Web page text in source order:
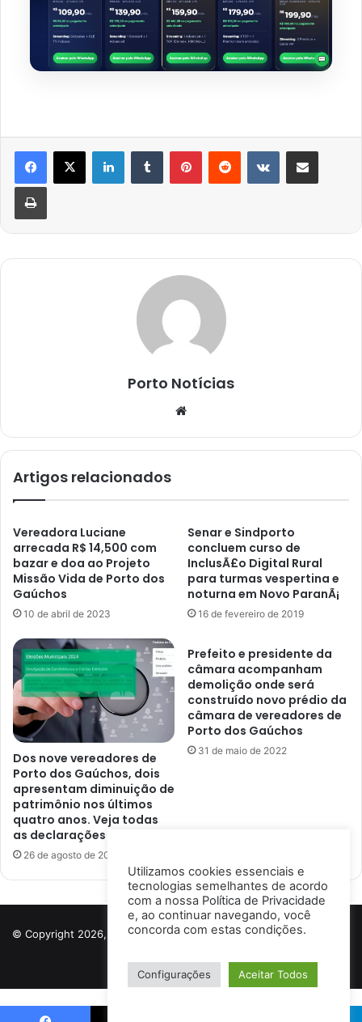
LinkedinTumblr PinterestReddit VK Compartilhar via e-mail
Imprimir
Porto Notícias
Artigos relacionados
Vereadora Luciane
arrecada R$ 14,500 com
bazar e doa ao Projeto
Missão Vida de Porto dos
Gaúchos
10 de abril de 2023
Senar e Sindporto
concluem curso de
InclusÃ£o Digital Rural
para turmas vespertina e
noturna em Novo ParanÃ¡
16 de fevereiro de 2019
Dos nove vereadores de
Porto dos Gaúchos, dois
apresentam diminuição de
patrimônio nos últimos
quatro anos. Veja todas
as declarações
26 de agosto de 2024
Prefeito e presidente da
câmara acompanham
demolição onde será
construído novo prédio da
câmara de vereadores de
Porto dos Gaúchos
31 de maio de 2022
© Copyright 2026, Todos os direitos reservados a Porto Notícias |
Desenvolvido porIsmael Lima
Utilizamos cookies essenciais e
tecnologias semelhantes de acordo
com a nossa Política de Privacidade
e, ao continuar navegando, você
concorda com estas condições.
Configurações Aceitar Todos